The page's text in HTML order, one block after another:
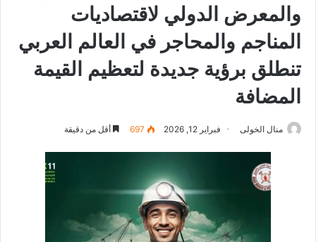
والمعرض الدولي لاقتصاديات
المناجم والمحاجر في العالم العربي
تنطلق برؤية جديدة لتعظيم القيمة
المضافة
منال الخولى فبراير 12, 2026 697 أقل من دقيقة